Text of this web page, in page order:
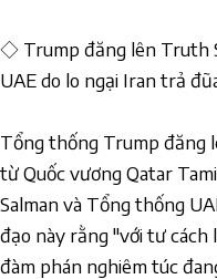
◇ Trump đăng lên Truth
UAE do lo ngại Iran trả
Tổng thống Trump đăng
từ Quốc vương Qatar
Salman và Tổng thống
đạo này rằng "với tư cách
đàm phán nghiêm túc